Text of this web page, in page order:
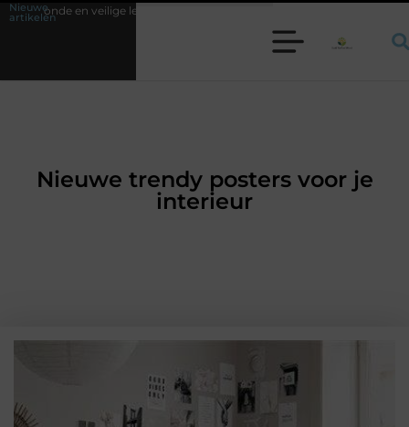
Nieuwe
artikelen
leefomgeving
Nieuwe trendy posters voor je
interieur